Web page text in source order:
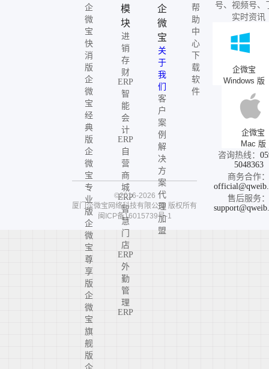
企
微
宝
快
消
版
企
微
宝
经
典
版
企
微
宝
专
业
版
企
微
宝
尊
享
版
企
微
宝
旗
舰
版
模
块
进
销
存
财
ERP
智
能
会
计
ERP
自
营
商
城
ERP
智
慧
门
店
ERP
外
勤
管
理
ERP
企
微
宝
关
于
我
们
客
户
案
例
解
决
方
案
代
理
加
盟
帮
助
中
心
下
载
软
件
号、视频号、
实时资讯
企微宝
Windows 版
企微宝
Mac 版
咨询热线：
5048363
商务合作：
售后服务：
©2016-2026
厦门企微宝网络科技有限公司 版权所有
闽ICP备16015739号-1